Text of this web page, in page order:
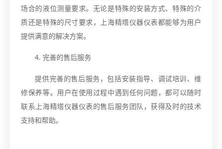
场合的液位测量要求。无论是特殊的安装方式、特殊的介
质还是特殊的尺寸要求，上海精塔仪器仪表都能够为用户
提供满意的解决方案。
4. 完善的售后服务
提供完善的售后服务，包括安装指导、调试培训、维
修保养等。用户在使用过程中遇到任何问题，都可以随时
联系上海精塔仪器仪表的售后服务团队，获得及时的技术
支持和帮助。